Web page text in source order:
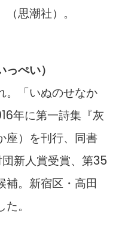
思潮社）。
ぺい）
。「いぬのせなか
年に第一詩集『灰
座）を刊行、同書
新人賞受賞、第35
補。新宿区・高田
。